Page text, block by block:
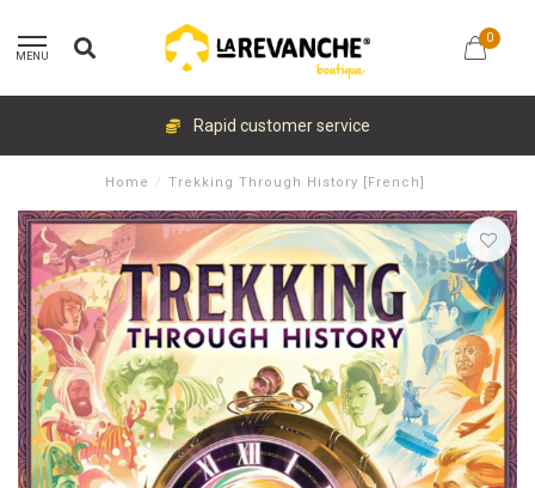
MENU
0
Rapid customer service
Home / Trekking Through History [French]